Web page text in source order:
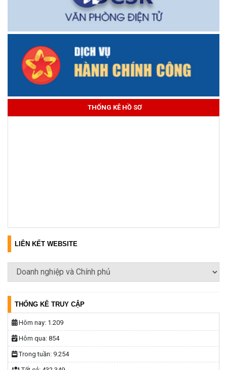
THỐNG KÊ HỒ SƠ
LIÊN KẾT WEBSITE
THỐNG KÊ TRUY CẬP
Hôm nay: 1.209
Hôm qua: 854
Trong tuần: 9.254